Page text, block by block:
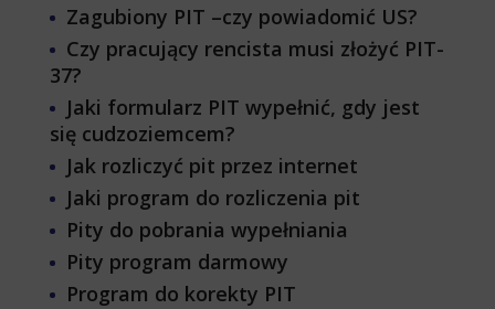
Zagubiony PIT –czy powiadomić US?
Czy pracujący rencista musi złożyć PIT-
37?
Jaki formularz PIT wypełnić, gdy jest
się cudzoziemcem?
Jak rozliczyć pit przez internet
Jaki program do rozliczenia pit
Pity do pobrania wypełniania
Pity program darmowy
Program do korekty PIT